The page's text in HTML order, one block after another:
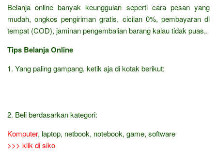
Belanja online banyak keunggulan seperti cara pesan yang
mudah, ongkos pengiriman gratis, cicilan 0%, pembayaran di
tempat (COD), jaminan pengembalian barang kalau tidak puas,.
Tips Belanja Online
1. Yang paling gampang, ketik aja di kotak berikut:
2. Beli berdasarkan kategori:
Komputer, laptop, netbook, notebook, game, software
>>> klik di siko